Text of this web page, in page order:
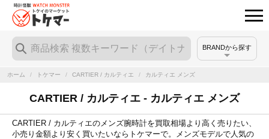
BRANDから探す
ホーム / トケマー / CARTIER / カルティエ / カルティエ メンズ
CARTIER / カルティエ - カルティエ メンズ
CARTIER / カルティエのメンズ腕時計を買取相場より高く売りたい、
小売り金額より安く買いたいならトケマーで。メンズモデルで人気の